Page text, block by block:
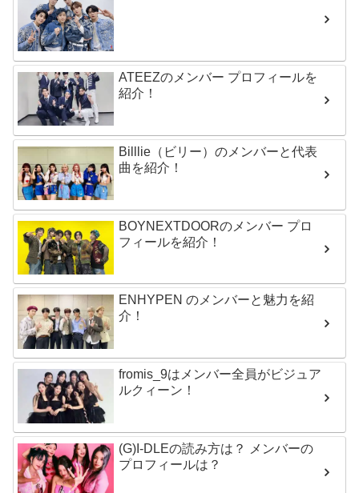
ATEEZのメンバー プロフィールを
紹介！
Billlie（ビリー）のメンバーと代表
曲を紹介！
BOYNEXTDOORのメンバー プロ
フィールを紹介！
ENHYPEN のメンバーと魅力を紹
介！
fromis_9はメンバー全員がビジュア
ルクィーン！
(G)I-DLEの読み方は？ メンバーの
プロフィールは？